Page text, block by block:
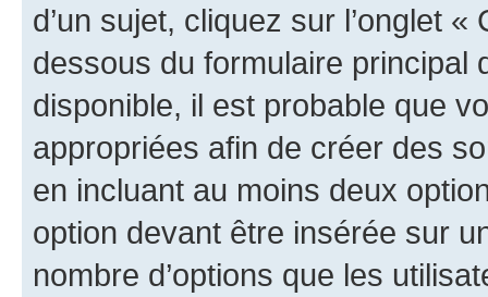
d’un sujet, cliquez sur l’onglet
dessous du formulaire principal
disponible, il est probable que
appropriées afin de créer des
en incluant au moins deux
option devant être insérée sur
nombre d’options que les